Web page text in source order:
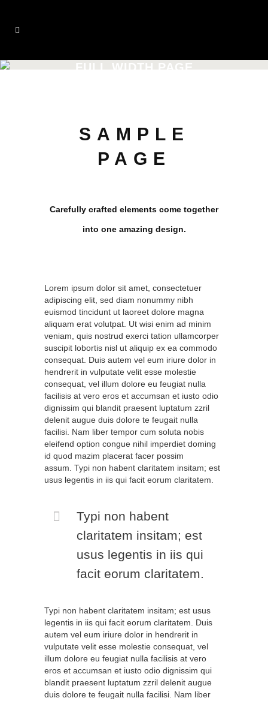
FULL WIDTH PAGE
SAMPLE
PAGE
Carefully crafted elements come together
into one amazing design.
Lorem ipsum dolor sit amet, consectetuer
adipiscing elit, sed diam nonummy nibh
euismod tincidunt ut laoreet dolore magna
aliquam erat volutpat. Ut wisi enim ad minim
veniam, quis nostrud exerci tation ullamcorper
suscipit lobortis nisl ut aliquip ex ea commodo
consequat. Duis autem vel eum iriure dolor in
hendrerit in vulputate velit esse molestie
consequat, vel illum dolore eu feugiat nulla
facilisis at vero eros et accumsan et iusto odio
dignissim qui blandit praesent luptatum zzril
delenit augue duis dolore te feugait nulla
facilisi. Nam liber tempor cum soluta nobis
eleifend option congue nihil imperdiet doming
id quod mazim placerat facer possim
assum. Typi non habent claritatem insitam; est
usus legentis in iis qui facit eorum claritatem.
Typi non habent
claritatem insitam; est
usus legentis in iis qui
facit eorum claritatem.
Typi non habent claritatem insitam; est usus
legentis in iis qui facit eorum claritatem. Duis
autem vel eum iriure dolor in hendrerit in
vulputate velit esse molestie consequat, vel
illum dolore eu feugiat nulla facilisis at vero
eros et accumsan et iusto odio dignissim qui
blandit praesent luptatum zzril delenit augue
duis dolore te feugait nulla facilisi. Nam liber